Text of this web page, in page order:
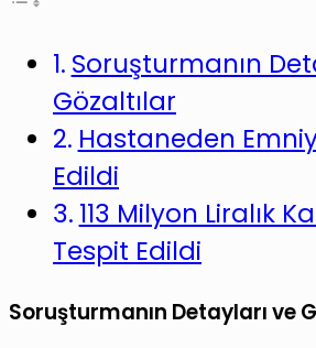
Soruşturmanın
Gözaltılar
Hastaneden
Edildi
113 Milyon Liralık
Tespit Edildi
Soruşturmanın Detayları ve